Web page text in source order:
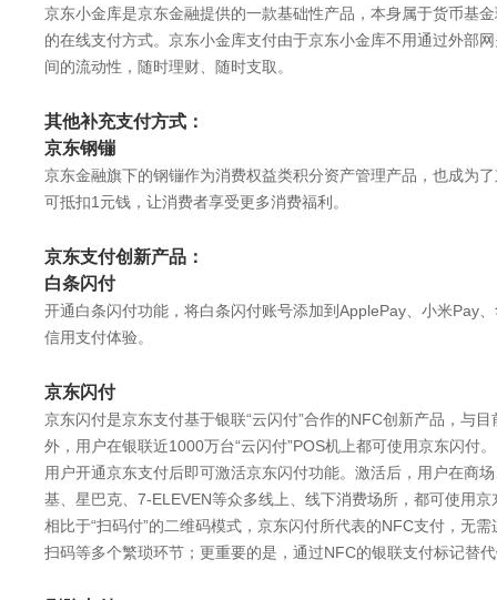
京东小金库是京东金融提供的一款基础性产品，本身属于货币基
的在线支付方式。京东小金库支付由于京东小金库不用通过外部
间的流动性，随时理财、随时支取。
其他补充支付方式：
京东钢镚
京东金融旗下的钢镚作为消费权益类积分资产管理产品，也成为
可抵扣1元钱，让消费者享受更多消费福利。
京东支付创新产品：
白条闪付
开通白条闪付功能，将白条闪付账号添加到ApplePay、小米Pay
信用支付体验。
京东闪付
京东闪付是京东支付基于银联“云闪付”合作的NFC创新产品，与
外，用户在银联近1000万台“云闪付”POS机上都可使用京东闪付。
用户开通京东支付后即可激活京东闪付功能。激活后，用户在商
基、星巴克、7-ELEVEN等众多线上、线下消费场所，都可使用
相比于“扫码付”的二维码模式，京东闪付所代表的NFC支付，无
扫码等多个繁琐环节；更重要的是，通过NFC的银联支付标记替